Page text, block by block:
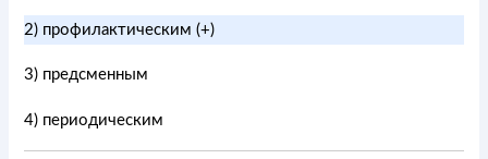
2) профилактическим (+)
3) предсменным
4) периодическим